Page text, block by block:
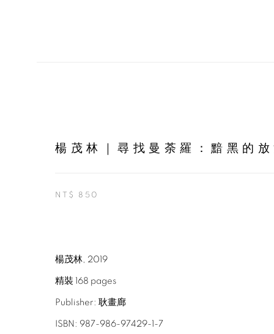
楊茂林｜尋找曼荼羅：黯黑的
NT$ 850
楊茂林, 2019
精裝 168 pages
Publisher: 耿畫廊
ISBN: 987-986-97429-1-7